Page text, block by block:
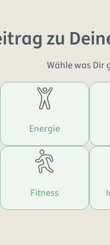
zu
Wähle was Dir
Energie
Fitness